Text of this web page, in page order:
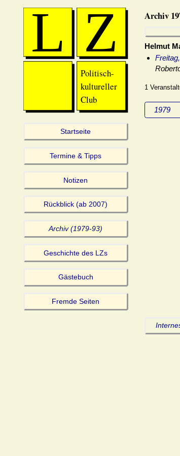
Startseite
Termine & Tipps
Notizen
Rückblick (ab 2007)
Archiv (1979-93)
Geschichte des LZs
Gästebuch
Fremde Seiten
Archiv
Helmut
1
1979